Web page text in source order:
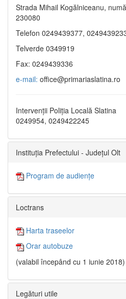
Strada Mihail Kogălniceanu,
230080
Telefon 0249439377,
Telverde 0349919
Fax: 0249439336
e-mail: office@primariaslatina.ro
Intervenții Poliția Locală Slatina
0249954, 0249422245
Instituția Prefectului - Județul Olt
Program de audiențe
Loctrans
Harta traseelor
Orar autobuze
(valabil începând cu 1 iunie 2018)
Legături utile